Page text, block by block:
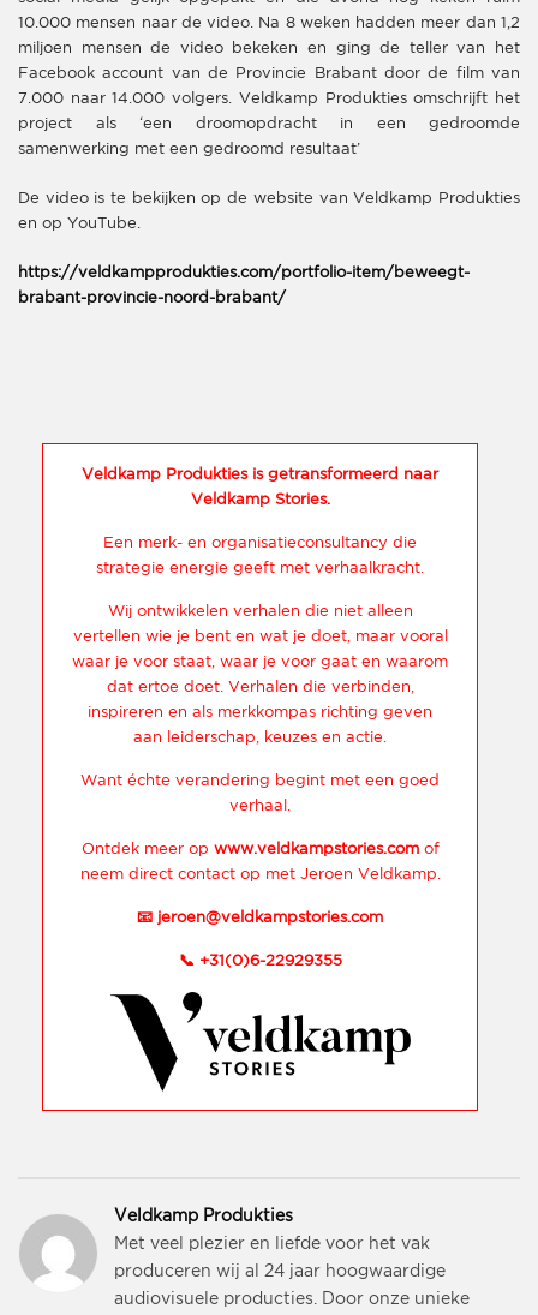
10.000 mensen naar de video. Na 8 weken hadden meer dan 1,2
miljoen mensen de video bekeken en ging de teller van het
Facebook account van de Provincie Brabant door de film van
7.000 naar 14.000 volgers. Veldkamp Produkties omschrijft het
project als ‘een droomopdracht in een gedroomde
samenwerking met een gedroomd resultaat’
De video is te bekijken op de website van Veldkamp Produkties
en op YouTube.
https://veldkampprodukties.com/portfolio-item/beweegt-
brabant-provincie-noord-brabant/
Veldkamp Produkties is getransformeerd naar
Veldkamp Stories.
Een merk- en organisatieconsultancy die
strategie energie geeft met verhaalkracht.
Wij ontwikkelen verhalen die niet alleen
vertellen wie je bent en wat je doet, maar vooral
waar je voor staat, waar je voor gaat en waarom
dat ertoe doet. Verhalen die verbinden,
inspireren en als merkkompas richting geven
aan leiderschap, keuzes en actie.
Want échte verandering begint met een goed
verhaal.
Ontdek meer op www.veldkampstories.comof
neem direct contact op met Jeroen Veldkamp.
📧 jeroen@veldkampstories.com
📞 +31(0)6-22929355
Veldkamp Produkties
Met veel plezier en liefde voor het vak
produceren wij al 24 jaar hoogwaardige
audiovisuele producties. Door onze unieke